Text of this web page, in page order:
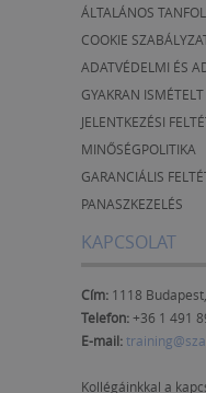
ÁLTALÁNOS
COOKIE
ADATVÉDELMI ÉS
GYAKRAN
JELENTKEZÉSI
MINŐSÉGPOLITIKA
GARANCIÁLIS
PANASZKEZELÉS
KAPCSOLAT
Cím: 1118
Telefon:+36 1 491
E-mail:
Kollégáinkkal a